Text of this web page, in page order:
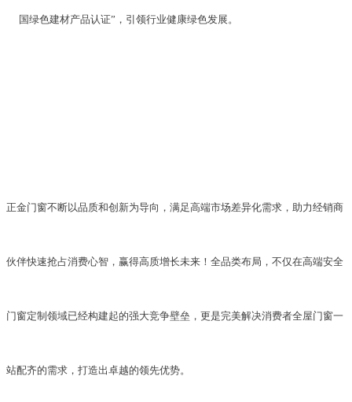
国绿色建材产品认证”，引领行业健康绿色发展 。
正金门窗不断以品质和创新为导向，满足高端市场差异化需求，助力经销商
伙伴快速抢占消费心智，赢得高质增长未来！ 全品类布局，不仅在高端安全
门窗定制领域已经构建起的强大竞争壁垒，更是完美解决消费者全屋门窗一
站配齐的需求，打造出卓越的领先优势。